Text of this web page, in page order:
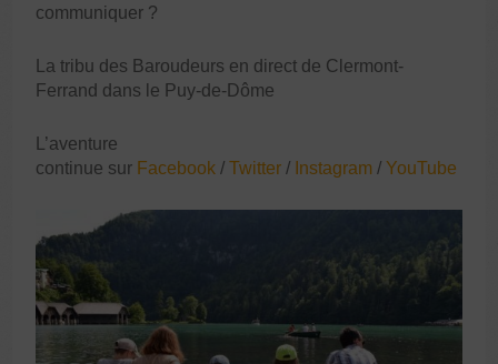
communiquer ?
La tribu des Baroudeurs en direct de Clermont-
Ferrand dans le Puy-de-Dôme
L’aventure
continue sur Facebook /Twitter/ Instagram /YouTube